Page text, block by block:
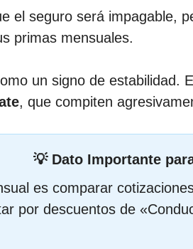
el seguro será impagable,
primas mensuales.
un signo de
, que compiten
💡 Dato Importante
es comparar
por descuentos de